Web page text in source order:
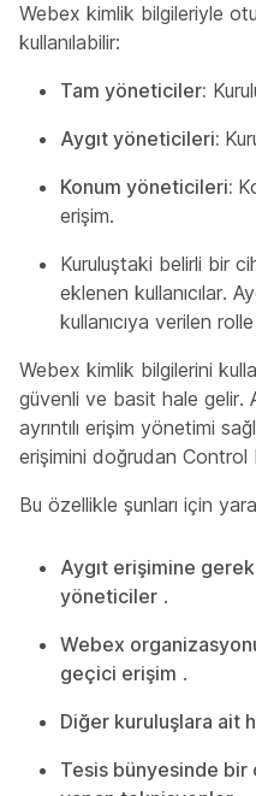
Webex kimlik bilgileriyle
kullanılabilir:
Tam yöneticiler:
Aygıt yöneticileri:
Konum yöneticileri:
erişim.
Kuruluştaki belirli bir
eklenen kullanıcılar.
kullanıcıya verilen rolle
Webex kimlik bilgilerini
güvenli ve basit hale gelir.
ayrıntılı erişim yönetimi
erişimini doğrudan
Bu özellikle şunları için
Aygıt erişimine
yöneticiler .
Webex
geçici erişim .
Diğer kuruluşlara ait
Tesis bünyesinde bir